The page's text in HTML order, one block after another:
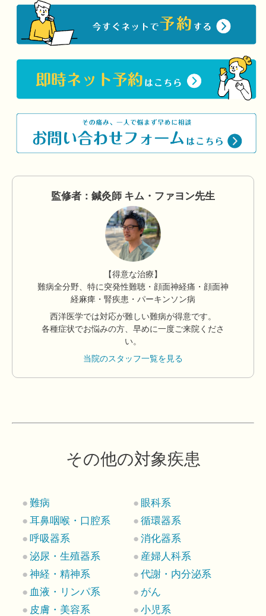
監修者：鍼灸師 キム・ファヨン先生
【得意な治療】
難病全分野、特に突発性難聴・顔面神経痛・顔面神
経麻痺・腎疾患・パーキンソン病
西洋医学では対応が難しい難病が得意です。
各種症状でお悩みの方、早めに一度ご来院くださ
い。
当院のスタッフ一覧を見る
その他の対象疾患
難病
眼科系
耳鼻咽喉・口腔系
循環器系
呼吸器系
消化器系
泌尿・生殖器系
産婦人科系
神経・精神系
代謝・内分泌系
血液・リンパ系
がん
皮膚・美容系
小児系